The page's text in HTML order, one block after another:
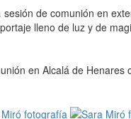
de comunión en
lleno de luz y de
en Alcalá de Henares